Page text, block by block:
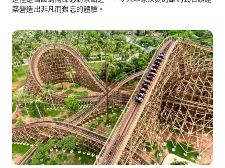
築營造出非凡而難忘的體驗。